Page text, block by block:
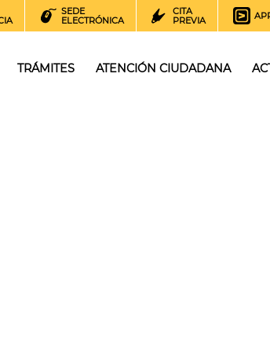
SEDE
ELECTRÓNICA
CITA
PREVIA
TRÁMITES ATENCIÓN CIUDADANA